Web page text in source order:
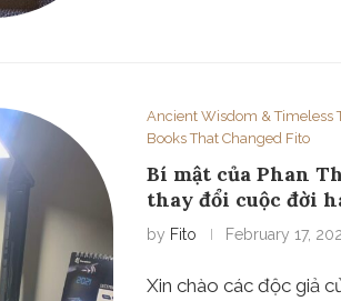
Ancient Wisdom & Timeless
Books That Changed Fito
Bí mật của Phan
thay đổi cuộc đời
by Fito February 17,
Xin chào các độc giả